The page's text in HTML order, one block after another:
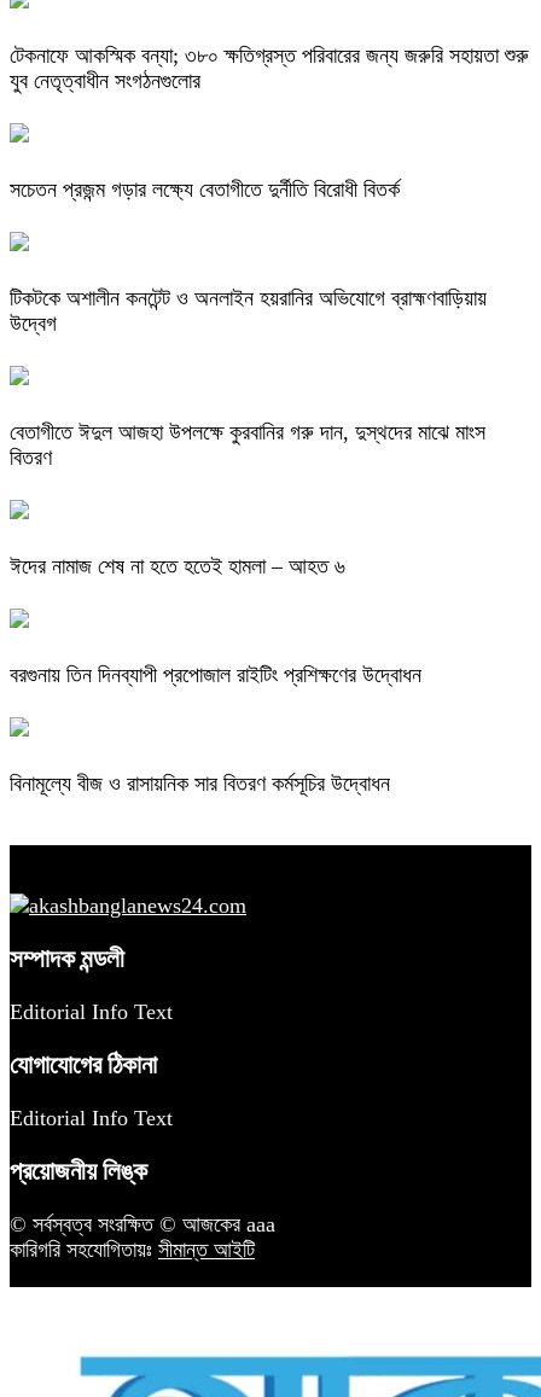
টেকনাফে আকস্মিক বন্যা; ৩৮০ ক্ষতিগ্রস্ত পরিবারের জন্য জরুরি সহায়তা শুরু
যুব নেতৃত্বাধীন সংগঠনগুলোর
সচেতন প্রজন্ম গড়ার লক্ষ্যে বেতাগীতে দুর্নীতি বিরোধী বিতর্ক
টিকটকে অশালীন কনটেন্ট ও অনলাইন হয়রানির অভিযোগে ব্রাহ্মণবাড়িয়ায়
উদ্বেগ
বেতাগীতে ঈদুল আজহা উপলক্ষে কুরবানির গরু দান, দুস্থদের মাঝে মাংস
বিতরণ
ঈদের নামাজ শেষ না হতে হতেই হামলা – আহত ৬
বরগুনায় তিন দিনব্যাপী প্রপোজাল রাইটিং প্রশিক্ষণের উদ্বোধন
বিনামূল্যে বীজ ও রাসায়নিক সার বিতরণ কর্মসূচির উদ্বোধন
সম্পাদক মন্ডলী
Editorial Info Text
যোগাযোগের ঠিকানা
Editorial Info Text
প্রয়োজনীয় লিঙ্ক
© সর্বস্বত্ব সংরক্ষিত © আজকের aaa
কারিগরি সহযোগিতায়ঃ সীমান্ত আইটি